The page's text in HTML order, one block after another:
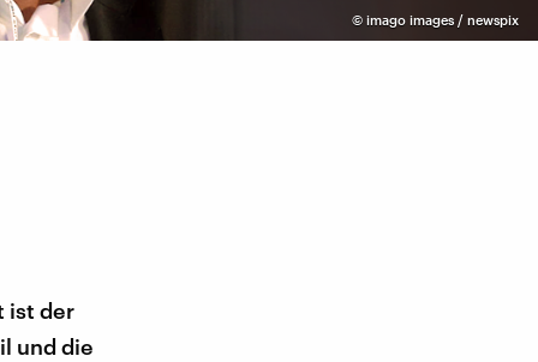
© imago images / newspix
ist der
und die